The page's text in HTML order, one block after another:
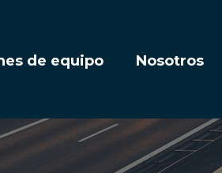
de equipo Nosotros